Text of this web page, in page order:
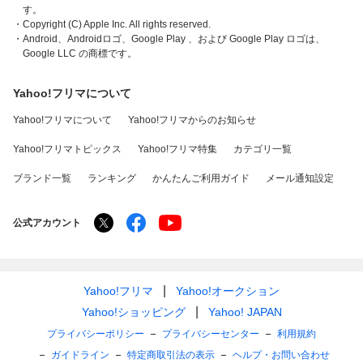
す。
・Copyright (C) Apple Inc. All rights reserved.
・Android、Androidロゴ、Google Play 、および Google Play ロゴは、
Google LLC の商標です。
Yahoo!フリマについて
Yahoo!フリマについて Yahoo!フリマからのお知らせ
Yahoo!フリマトピックス Yahoo!フリマ特集 カテゴリ一覧
ブランド一覧 ランキング かんたんご利用ガイド メール通知設定
公式アカウント
Yahoo!フリマ
Yahoo!オークション
Yahoo!ショッピング
Yahoo! JAPAN
プライバシーポリシー プライバシーセンター
利用規約
ガイドライン
特定商取引法の表示 ヘルプ・お問い合わせ